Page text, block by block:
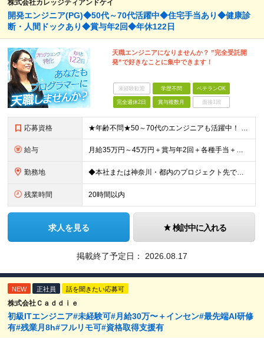
株式会社カレッジティアンドケイ
開発エンジニア(PG)◆50代～70代活躍中◆住宅手当あり◆健康診
断・人間ドックあり◆賞与年2回◆年休122日
天職エンジニアになりませんか？ ”完全受託開
発”で好きなことに集中できます！
未経験歓迎 学歴不問 ベテランOK
完全週休2日 賞与複数月 面接1回
応募資格 ★年齢不問★50～70代のエンジニアも活躍中！ ◆JavaまたはC言語系（C#、C++、C）を使用した開発経験をお持ちの方 ◆学歴不問 「定年を迎えたが、まだまだ頑張りたい」 「技術の現場から離れ
給与 月給35万円～45万円＋賞与年2回＋各種手当＋残業代全額支給 ※経験・能力、前職給与を考慮の上、決定いたします ※試用期間3ヵ月(試用期間中と本採用後の待遇の差異はありません) ＊＊ 安定した収入
勤務地 ◆本社または神奈川・都内のプロジェクト先での勤務となります ◆転居を伴う転勤はありません 【本社】 神奈川県横浜市中区富士見町2-1 ※(変更の範囲)上記を除く当社関連勤務地
残業時間 20時間以内
求人を見る 検討中に入れる
掲載終了予定日： 2026.08.17
NEW 正社員 話を聞きたい応募可
株式会社Ｃａｄｄｉｅ
初級ITエンジニア#未経験可#月給30万〜＋インセン#最先端AI研修
有#残業月8h#フルリモ可#資格取得支援有